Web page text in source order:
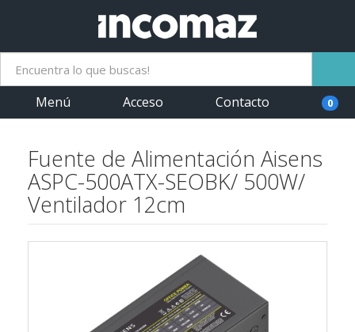
Menú Acceso Contacto 0
Fuente de Alimentación Aisens
ASPC-500ATX-SEOBK/ 500W/
Ventilador 12cm